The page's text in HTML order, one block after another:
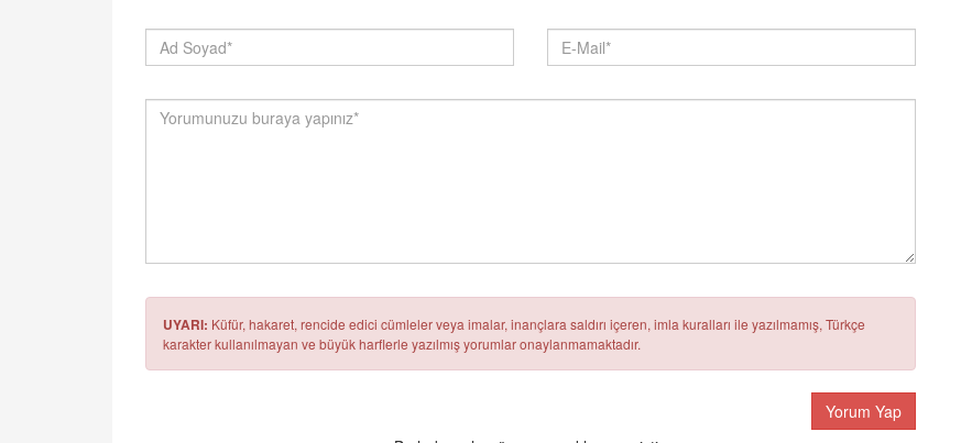
UYARI: Küfür, hakaret, rencide edici cümleler veya imalar, inançlara saldırı içeren, imla kuralları ile yazılmamış, Türkçe
karakter kullanılmayan ve büyük harflerle yazılmış yorumlar onaylanmamaktadır.
Yorum Yap